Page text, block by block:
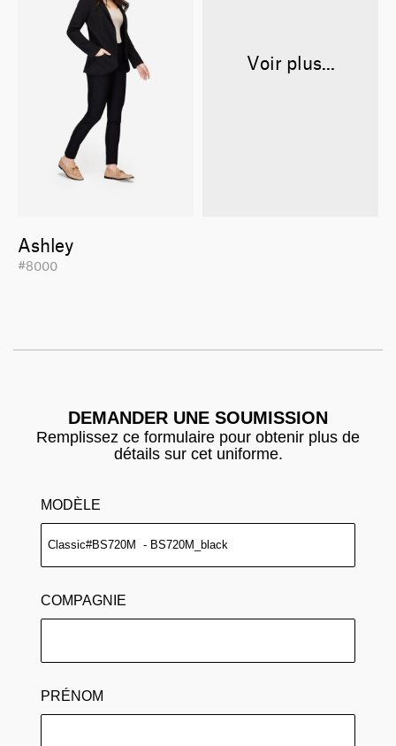
Ashley
#8000
Voir plus...
DEMANDER UNE SOUMISSION
Remplissez ce formulaire pour obtenir plus de
détails sur cet uniforme.
MODÈLE
COMPAGNIE
PRÉNOM